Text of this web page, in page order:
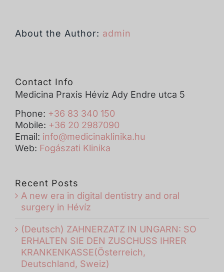
About the Author: admin
Contact Info
Medicina Praxis Hévíz Ady Endre utca 5
Phone: +36 83 340 150
Mobile: +36 20 2987090
Email: info@medicinaklinika.hu
Web: Fogászati Klinika
Recent Posts
A new era in digital dentistry and oral
surgery in Hévíz
(Deutsch) ZAHNERZATZ IN UNGARN: SO
ERHALTEN SIE DEN ZUSCHUSS IHRER
KRANKENKASSE(Österreich,
Deutschland, Sweiz)